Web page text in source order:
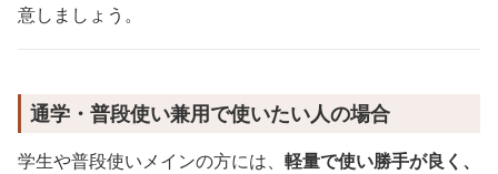
意しましょう。
通学・普段使い兼用で使いたい人の場合
学生や普段使いメインの方には、 軽量で使い勝手が良く、